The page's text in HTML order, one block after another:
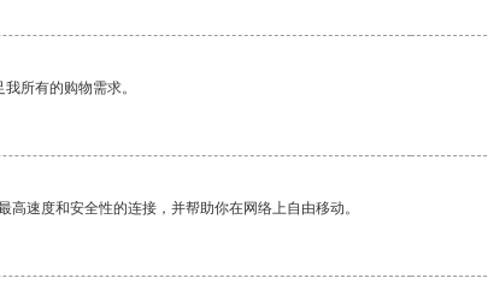
所有的购物需求。
速度和安全性的连接，并帮助你在网络上自由移动。